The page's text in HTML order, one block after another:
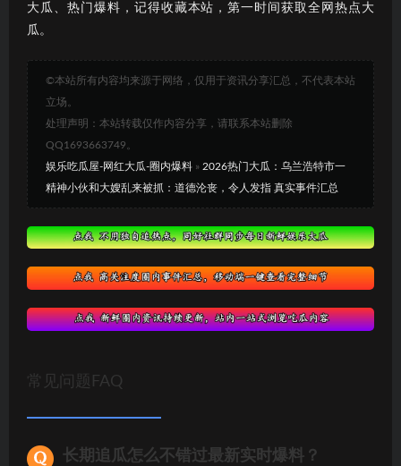
大瓜、热门爆料，记得收藏本站，第一时间获取全网热点大
瓜。
©本站所有内容均来源于网络，仅用于资讯分享汇总，不代表本站
立场。
处理声明：本站转载仅作内容分享，请联系本站删除
QQ1693663749。
娱乐吃瓜屋-网红大瓜-圈内爆料 » 2026热门大瓜：乌兰浩特市一
精神小伙和大嫂乱来被抓：道德沦丧，令人发指 真实事件汇总
常见问题FAQ
长期追瓜怎么不错过最新实时爆料？